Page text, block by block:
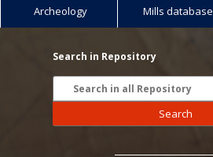
Archeology Mills database
Search in Repository
Search